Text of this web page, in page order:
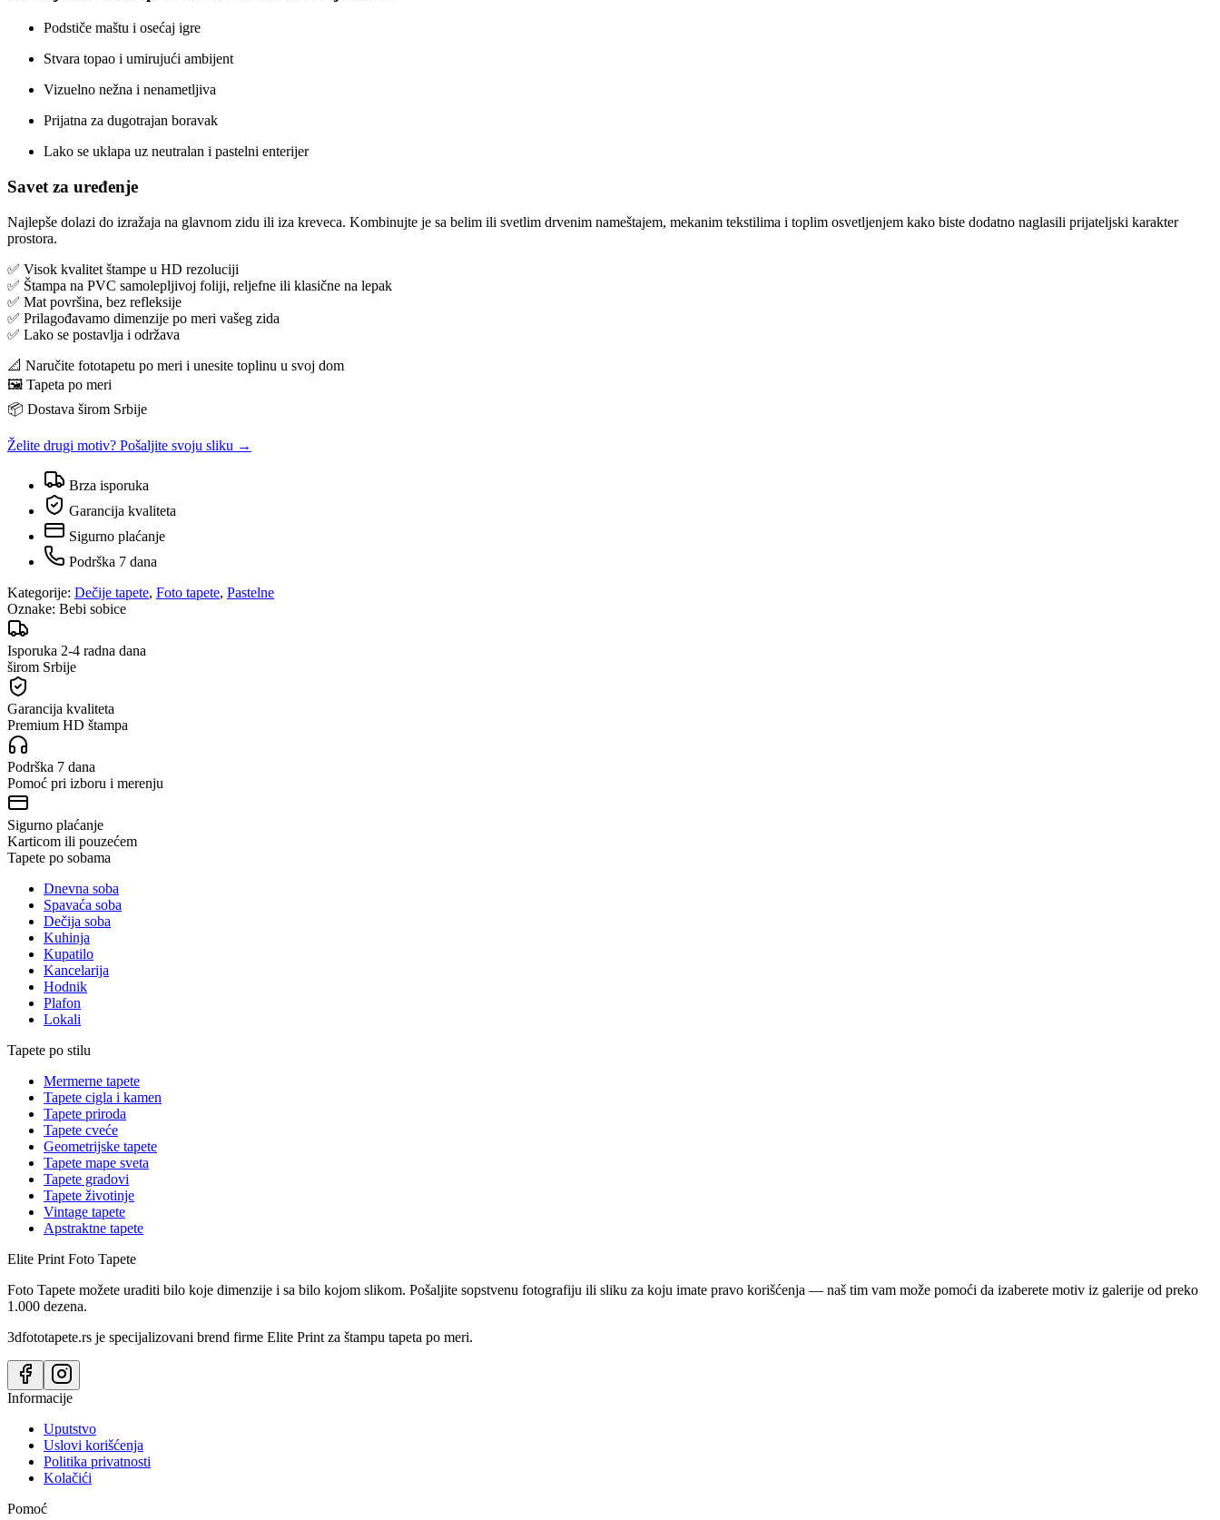
Podstiče maštu i osećaj igre
Stvara topao i umirujući ambijent
Vizuelno nežna i nenametljiva
Prijatna za dugotrajan boravak
Lako se uklapa uz neutralan i pastelni enterijer
Savet za uređenje
Najlepše dolazi do izražaja na glavnom zidu ili iza kreveca. Kombinujte je sa belim ili svetlim drvenim nameštajem, mekanim tekstilima i toplim osvetljenjem kako biste dodatno naglasili prijateljski karakter
prostora.
✅ Visok kvalitet štampe u HD rezoluciji
✅ Štampa na PVC samolepljivoj foliji, reljefne ili klasične na lepak
✅ Mat površina, bez refleksije
✅ Prilagođavamo dimenzije po meri vašeg zida
✅ Lako se postavlja i održava
📐 Naručite fototapetu po meri i unesite toplinu u svoj dom
🖼️ Tapeta po meri
📦 Dostava širom Srbije
Želite drugi motiv? Pošaljite svoju sliku →
Brza isporuka
Garancija kvaliteta
Sigurno plaćanje
Podrška 7 dana
Kategorije: Dečije tapete, Foto tapete, Pastelne
Oznake: Bebi sobice
Isporuka 2-4 radna dana
širom Srbije
Garancija kvaliteta
Premium HD štampa
Podrška 7 dana
Pomoć pri izboru i merenju
Sigurno plaćanje
Karticom ili pouzećem
Tapete po sobama
Dnevna soba
Spavaća soba
Dečija soba
Kuhinja
Kupatilo
Kancelarija
Hodnik
Plafon
Lokali
Tapete po stilu
Mermerne tapete
Tapete cigla i kamen
Tapete priroda
Tapete cveće
Geometrijske tapete
Tapete mape sveta
Tapete gradovi
Tapete životinje
Vintage tapete
Apstraktne tapete
Elite Print Foto Tapete
Foto Tapete možete uraditi bilo koje dimenzije i sa bilo kojom slikom. Pošaljite sopstvenu fotografiju ili sliku za koju imate pravo korišćenja — naš tim vam može pomoći da izaberete motiv iz galerije od preko
1.000 dezena.
3dfototapete.rs je specijalizovani brend firme Elite Print za štampu tapeta po meri.
Informacije
Uputstvo
Uslovi korišćenja
Politika privatnosti
Kolačići
Pomoć